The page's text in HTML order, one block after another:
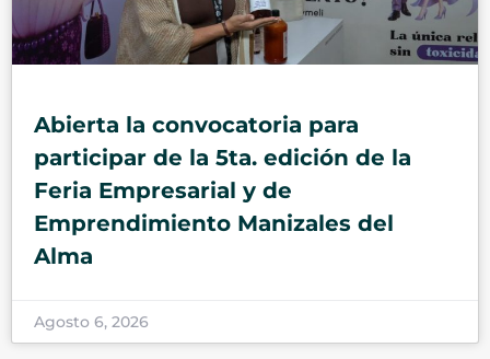
Abierta la convocatoria para
participar de la 5ta. edición de la
Feria Empresarial y de
Emprendimiento Manizales del
Alma
Agosto 6, 2026